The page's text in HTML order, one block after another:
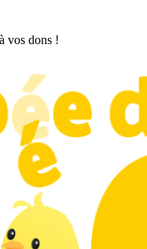
vos dons !